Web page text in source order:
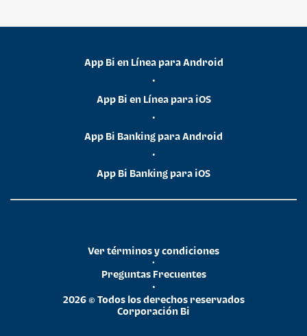
App Bi en Línea para Android
•
App Bi en Línea para iOS
•
App Bi Banking para Android
•
App Bi Banking para iOS
2026 © Todos los derechos reservados
Corporación Bi
•
Preguntas Frecuentes
•
Ver términos y condiciones